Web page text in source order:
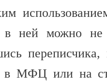
в ней можно не
в МФЦ или на